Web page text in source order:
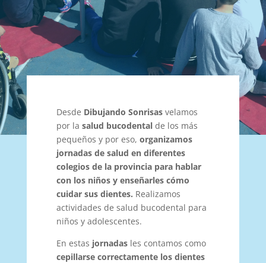
Desde Dibujando Sonrisasvelamos
por la salud bucodentalde los más
pequeños y por eso, organizamos
jornadas de salud en diferentes
colegios de la provincia para hablar
con los niños y enseñarles cómo
cuidar sus dientes. Realizamos
actividades de salud bucodental para
niños y adolescentes.
En estas jornadasles contamos como
cepillarse correctamente los dientes